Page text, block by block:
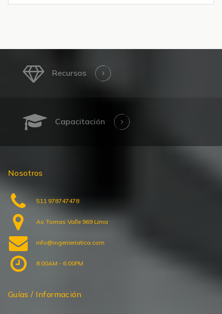
Recursos
Capacitación
Nosotros
511 978747478
Av. Tomas Valle 969 Lima
info@ingenieriatica.com
8:00AM - 6:00PM
Guías / Información